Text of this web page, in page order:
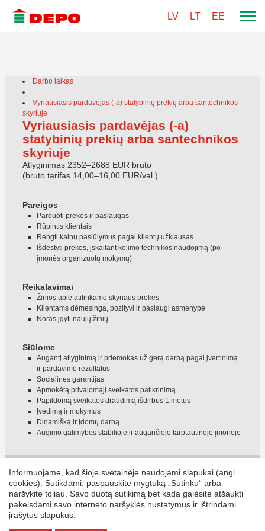
Informuojame, kad šioje svetainėje naudojami slapukai (angl.
cookies). Sutikdami, paspauskite mygtuką „Sutinku“ arba
naršykite toliau. Savo duotą sutikimą bet kada galėsite atšaukti
pakeisdami savo interneto naršyklės nustatymus ir ištrindami
įrašytus slapukus.
LV LT EE
Darbo laikas
Vyriausiasis pardavėjas (-a) statybinių prekių arba santechnikos
skyriuje
Vyriausiasis pardavėjas (-a)
statybinių prekių arba santechnikos
skyriuje
Atlyginimas 2352–2688 EUR bruto
(bruto tarifas 14,00–16,00 EUR/val.)
Pareigos
Parduoti prekes ir paslaugas
Rūpintis klientais
Rengti kainų pasiūlymus pagal klientų užklausas
Išdėstyti prekes, įskaitant kėlimo technikos naudojimą (po
įmonės organizuotų mokymų)
Reikalavimai
Žinios apie atitinkamo skyriaus prekes
Klientams dėmesinga, pozityvi ir paslaugi asmenybė
Noras įgyti naujų žinių
Siūlome
Augantį atlyginimą ir priemokas už gerą darbą pagal įvertinimą
ir pardavimo rezultatus
Socialines garantijas
Apmokėtą privalomąjį sveikatos patikrinimą
Papildomą sveikatos draudimą išdirbus 1 metus
Įvedimą ir mokymus
Dinamišką ir įdomų darbą
Augimo galimybes stabilioje ir augančioje tarptautinėje įmonėje
Zooprekės
Remontui Statybai Mokyklai Poilsiui
Automobiliams Dviračiams
Technika
Paslaugos Darbas DEPO Darome kartu
DEPO online
Videosiužetai
Informacija klientams Slapukai
Privatumo politika
Dažniausiai užduodami klausimai